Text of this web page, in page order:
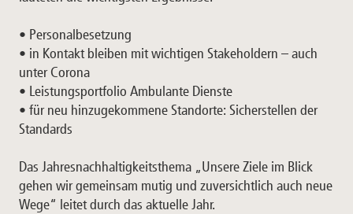
• Personalbesetzung
• in Kontakt bleiben mit wichtigen Stakeholdern – auch
unter Corona
• Leistungsportfolio Ambulante Dienste
• für neu hinzugekommene Standorte: Sicherstellen der
Standards
Das Jahresnachhaltigkeitsthema „Unsere Ziele im Blick
gehen wir gemeinsam mutig und zuversichtlich auch neue
Wege“ leitet durch das aktuelle Jahr.